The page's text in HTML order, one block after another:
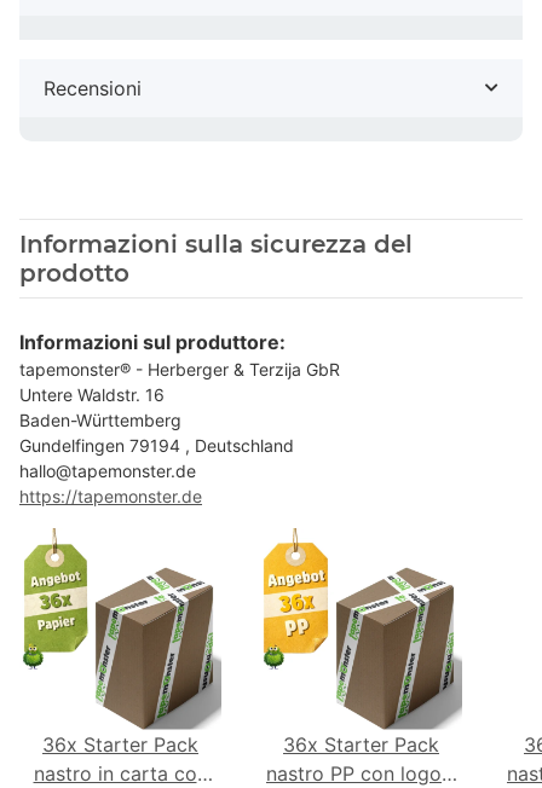
Recensioni
Informazioni sulla sicurezza del
prodotto
Informazioni sul produttore:
tapemonster® - Herberger & Terzija GbR
Untere Waldstr. 16
Baden-Württemberg
Gundelfingen 79194 , Deutschland
hallo@tapemonster.de
https://tapemonster.de
36x Starter Pack
nastro in carta con
36x Starter Pack
nastro PP con logo -